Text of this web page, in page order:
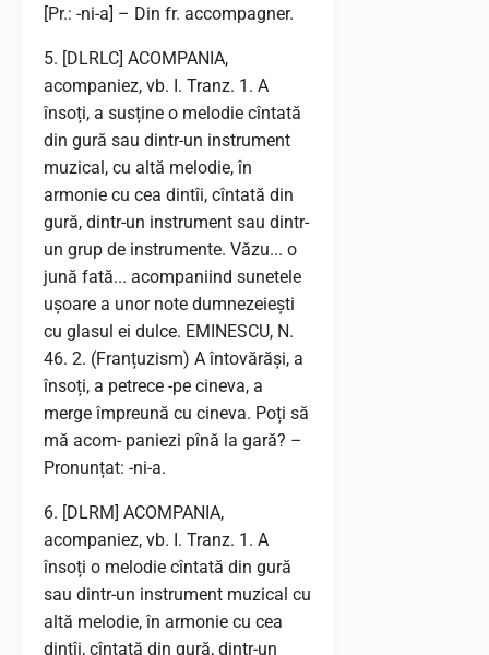
[Pr.: -ni-a] – Din fr. accompagner.
5. [DLRLC] ACOMPANIA,
acompaniez, vb. I. Tranz. 1. A
însoți, a susține o melodie cîntată
din gură sau dintr-un instrument
muzical, cu altă melodie, în
armonie cu cea dintîi, cîntată din
gură, dintr-un instrument sau dintr-
un grup de instrumente. Văzu... o
jună fată... acompaniind sunetele
ușoare a unor note dumnezeiești
cu glasul ei dulce. EMINESCU, N.
46. 2. (Franțuzism) A întovărăși, a
însoți, a petrece -pe cineva, a
merge împreună cu cineva. Poți să
mă acom- paniezi pînă la gară? –
Pronunțat: -ni-a.
6. [DLRM] ACOMPANIA,
acompaniez, vb. I. Tranz. 1. A
însoți o melodie cîntată din gură
sau dintr-un instrument muzical cu
altă melodie, în armonie cu cea
dintîi, cîntată din gură, dintr-un